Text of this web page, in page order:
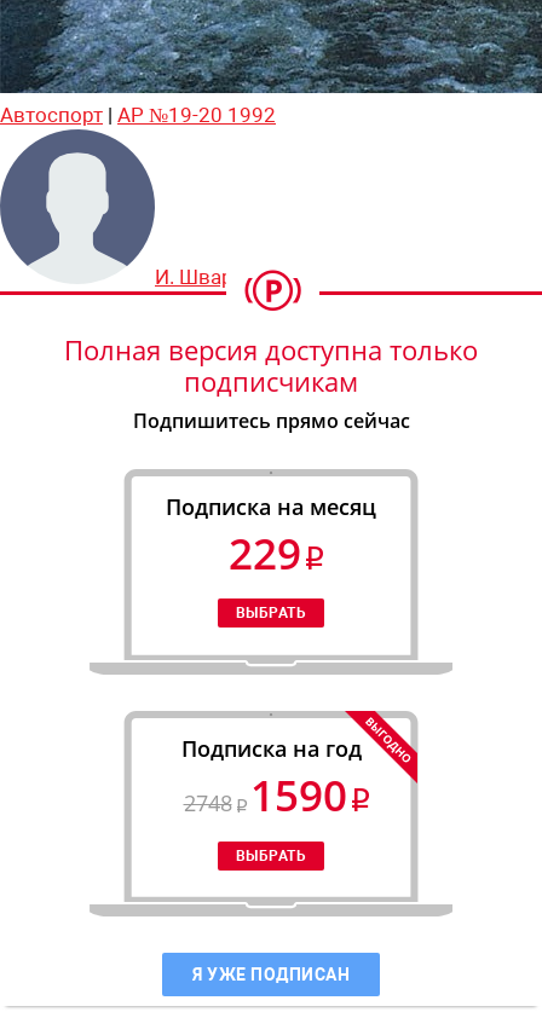
Автоспорт | АР №19-20 1992
И. Шварцбург
Полная версия доступна только
подписчикам
Подпишитесь прямо сейчас
Подписка на месяц
229
Подписка на год
2748
1590
Я УЖЕ ПОДПИСАН